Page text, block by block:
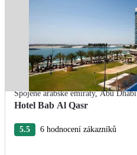
Spojené arabské emiráty,Abu Dhabi
Hotel Bab Al Qasr
5.5 6 hodnocení zákazníků